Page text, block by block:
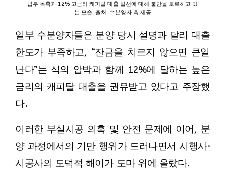
납부 독촉과 12% 고금리 캐피탈 대출 알선에 대해 불만을 토로하고 있
는 모습. 출처: 수분양자 측 제공
일부 수분양자들은 분양 당시 설명과 달리 대출
한도가 부족하고, “잔금을 치르지 않으면 큰일
난다”는 식의 압박과 함께 12%에 달하는 높은
금리의 캐피탈 대출을 권유받고 있다고 주장했
다.
이러한 부실시공 의혹 및 안전 문제에 이어, 분
양 과정에서의 기만 행위가 드러나면서 시행사·
시공사의 도덕적 해이가 도마 위에 올랐다.